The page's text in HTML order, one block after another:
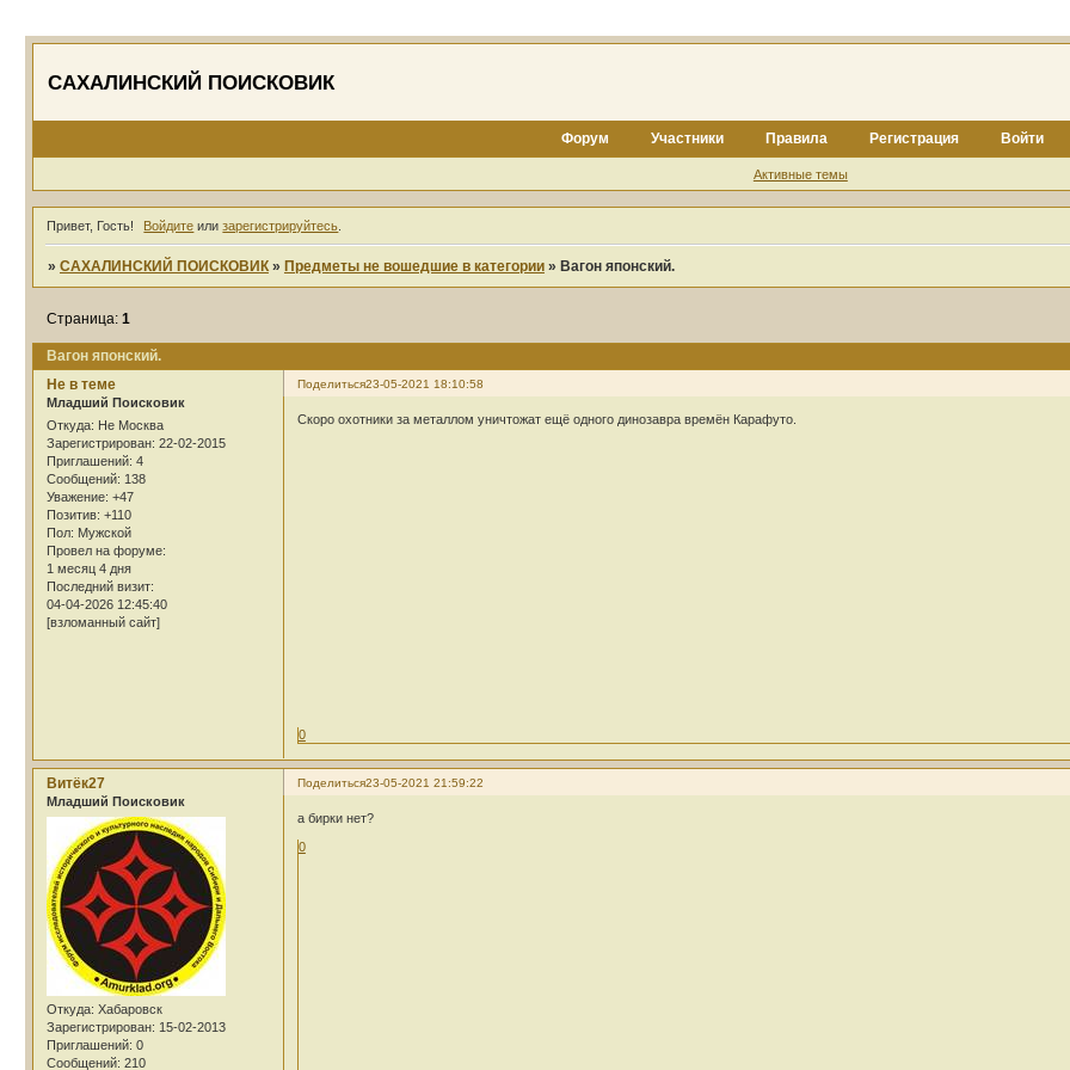
САХАЛИНСКИЙ ПОИСКОВИК
Форум Участники Правила Регистрация Войти
Активные темы
Привет, Гость! Войдите илизарегистрируйтесь
» САХАЛИНСКИЙ ПОИСКОВИК » Предметы не вошедшие в категории » Вагон японский.
Вагон японский.
Страница: 1
Поделиться23-05-2021 18:10:58
Не в теме
Младший Поисковик
Откуда: Не Москва
Зарегистрирован: 22-02-2015
Приглашений: 4
Сообщений: 138
Уважение: +47
Позитив: +110
Пол: Мужской
Провел на форуме:
1 месяц 4 дня
Последний визит:
04-04-2026 12:45:40
[взломанный сайт]
Скоро охотники за металлом уничтожат ещё одного динозавра времён Карафуто.
0
Поделиться23-05-2021 21:59:22
Витёк27
Младший Поисковик
Откуда: Хабаровск
Зарегистрирован: 15-02-2013
Приглашений: 0
Сообщений: 210
а бирки нет?
0